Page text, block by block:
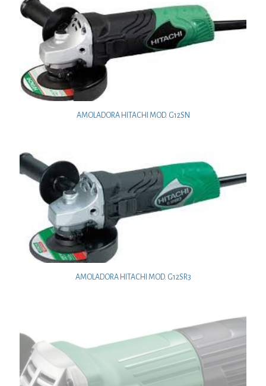
AMOLADORA HITACHI MOD. G12SN
AMOLADORA HITACHI MOD. G12SR3